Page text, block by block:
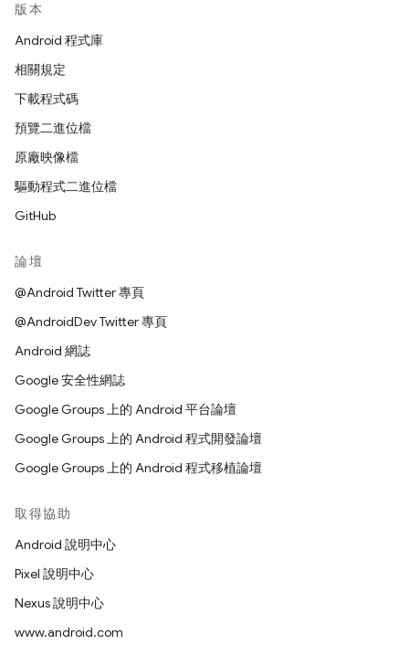
版本
Android 程式庫
相關規定
下載程式碼
預覽二進位檔
原廠映像檔
驅動程式二進位檔
GitHub
論壇
@Android Twitter 專頁
@AndroidDev Twitter 專頁
Android 網誌
Google 安全性網誌
Google Groups 上的 Android 平台論壇
Google Groups 上的 Android 程式開發論壇
Google Groups 上的 Android 程式移植論壇
取得協助
Android 說明中心
Pixel 說明中心
Nexus 說明中心
www.android.com